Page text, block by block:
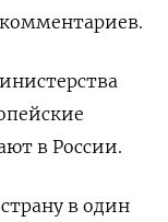
в России.
в один